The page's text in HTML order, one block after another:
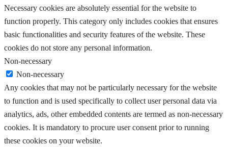
Necessary cookies are absolutely essential for the website to
function properly. This category only includes cookies that ensures
basic functionalities and security features of the website. These
cookies do not store any personal information.
Non-necessary
Non-necessary
Any cookies that may not be particularly necessary for the website
to function and is used specifically to collect user personal data via
analytics, ads, other embedded contents are termed as non-necessary
cookies. It is mandatory to procure user consent prior to running
these cookies on your website.